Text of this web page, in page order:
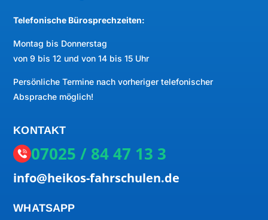
Telefonische Bürosprechzeiten:
Montag bis Donnerstag
von 9 bis 12 und von 14 bis 15 Uhr
Persönliche Termine nach vorheriger telefonischer
Absprache möglich!
KONTAKT
07025 / 84 47 13 3
info@heikos-fahrschulen.de
WHATSAPP